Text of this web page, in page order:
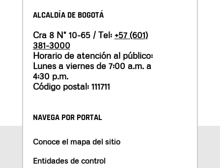
ALCALDÍA DE BOGOTÁ
Cra 8 N° 10-65 / Tel: +57 (601)
381-3000
Horario de atención al público:
Lunes a viernes de 7:00 a.m. a
4:30 p.m.
Código postal: 111711
NAVEGA POR PORTAL
Conoce el mapa del sitio
Entidades de control